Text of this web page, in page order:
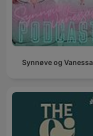
Synnøve og Vanessa